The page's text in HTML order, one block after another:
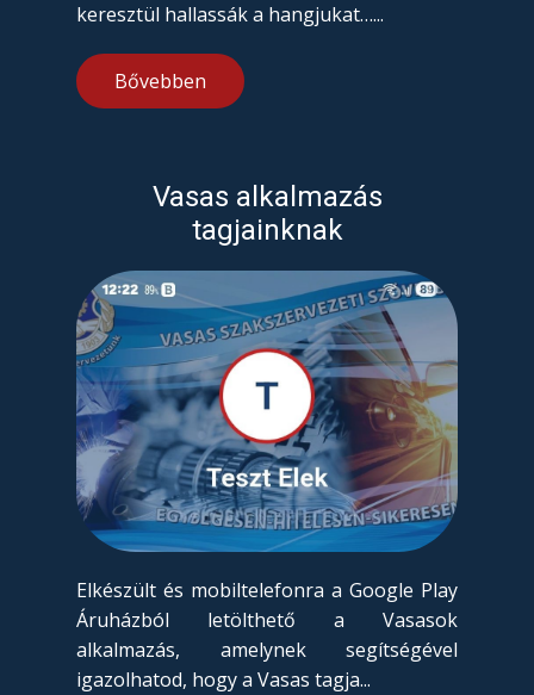
keresztül hallassák a hangjukat…...
Bővebben
Vasas alkalmazás
tagjainknak
Elkészült és mobiltelefonra a Google Play
Áruházból letölthető a Vasasok
alkalmazás, amelynek segítségével
igazolhatod, hogy a Vasas tagja...